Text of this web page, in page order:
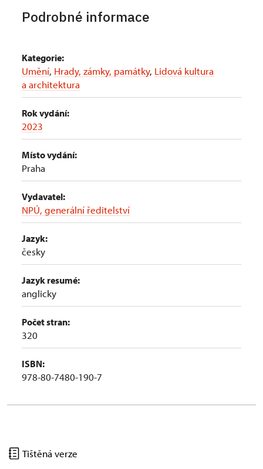
Podrobné informace
Kategorie:
Umění, Hrady, zámky, památky, Lidová kultura
a architektura
Rok vydání:
2023
Místo vydání:
Praha
Vydavatel:
NPÚ, generální ředitelství
Jazyk:
česky
Jazyk resumé:
anglicky
Počet stran:
320
ISBN:
978-80-7480-190-7
Tištěná verze